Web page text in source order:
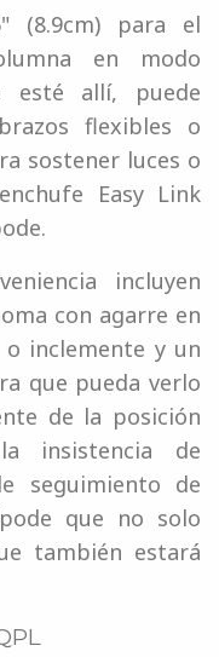
(8.9cm) para el
en modo
esté allí, puede
flexibles o
sostener luces o
Easy Link
incluyen
con agarre en
inclemente y un
que pueda verlo
de la posición
insistencia de
seguimiento de
que no solo
también estará